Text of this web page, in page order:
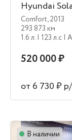
Hyundai
Comfort,2013
293 873 км
1.6 л. | 123 л.c |
520 000 ₽
от 6 730 ₽
В наличии